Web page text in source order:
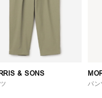
& SONS
パン